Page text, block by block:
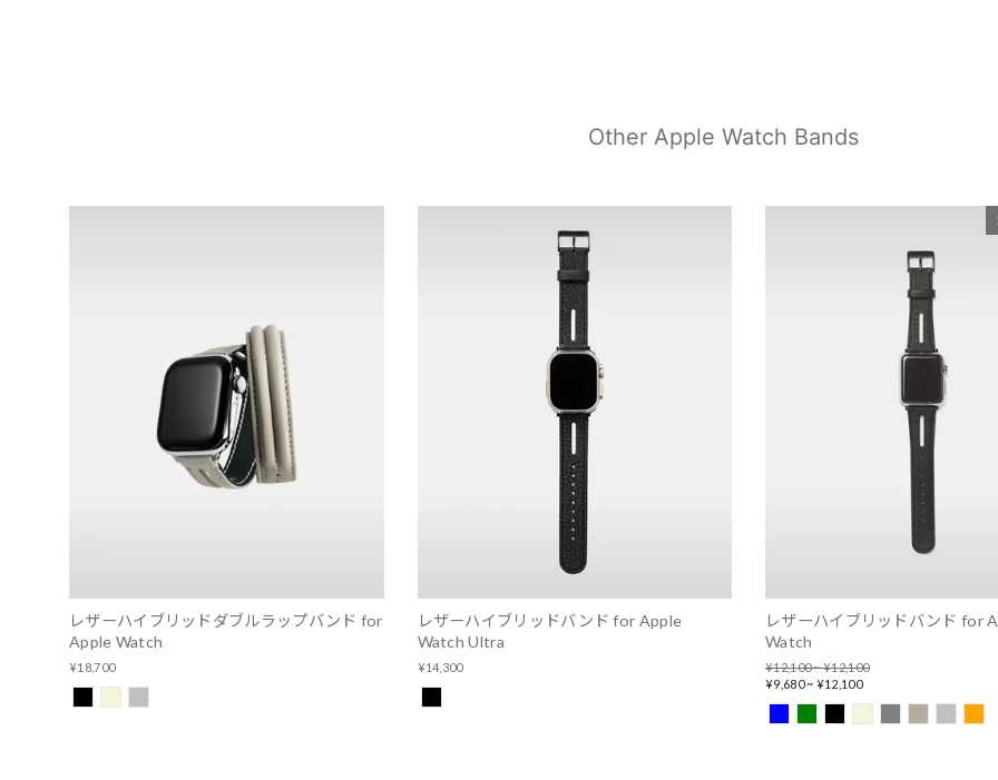
Other Apple Watch Bands
レザーハイブリッドダブルラップバンド for
Apple Watch
¥18,700
レザーハイブリッドバンド for Apple
Watch Ultra
¥14,300
レザーハイブリッドバンド for
Watch
Regular
price
¥12,100 ~ ¥12,100
Sale
¥9,680 ~ ¥12,100